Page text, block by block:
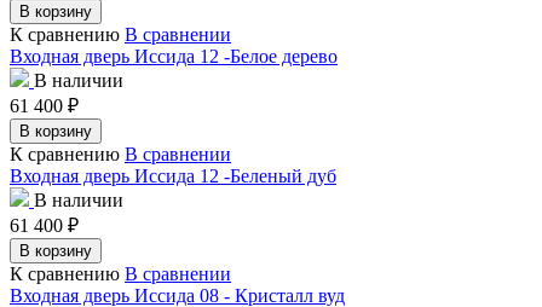
В корзину
К сравнению В сравнении
Входная дверь Иссида 12 -Белое дерево
В наличии
61 400 ₽
В корзину
К сравнению В сравнении
Входная дверь Иссида 12 -Беленый дуб
В наличии
61 400 ₽
В корзину
К сравнению В сравнении
Входная дверь Иссида 08 - Кристалл вуд